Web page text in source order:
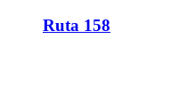
Ruta 158